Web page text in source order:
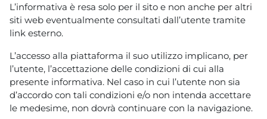
L’informativa è resa solo per il sito e non anche per altri
siti web eventualmente consultati dall’utente tramite
link esterno.
L’accesso alla piattaforma il suo utilizzo implicano, per
l’utente, l’accettazione delle condizioni di cui alla
presente informativa. Nel caso in cui l’utente non sia
d’accordo con tali condizioni e/o non intenda accettare
le medesime, non dovrà continuare con la navigazione.